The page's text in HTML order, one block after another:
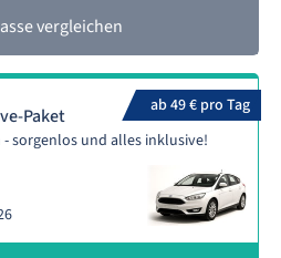
vergleichen
ab 49 € pro Tag
Paket
sorgenlos und alles inklusive!